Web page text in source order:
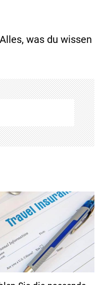
was du wissen